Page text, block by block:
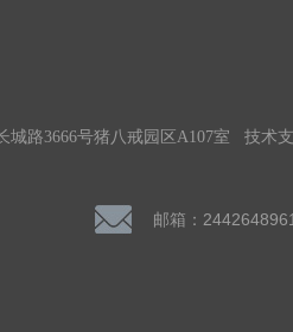
城路3666号猪八戒园区A107室 技术
邮箱：